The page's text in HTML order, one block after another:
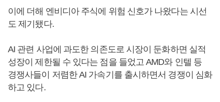
이에 더해 엔비디아 주식에 위험 신호가 나왔다는 시선
도 제기됐다.
AI 관련 사업에 과도한 의존도로 시장이 둔화하면 실적
성장이 제한될 수 있다는 점을 들었고 AMD와 인텔 등
경쟁사들이 저렴한 AI 가속기를 출시하면서 경쟁이 심화
하고 있다.